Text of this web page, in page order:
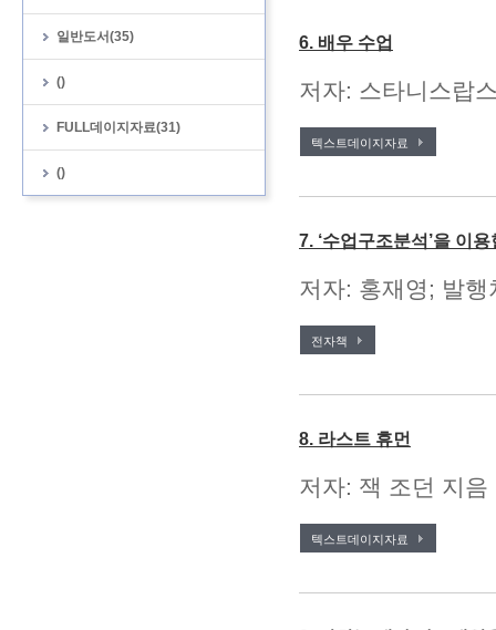
일반도서(35)
()
FULL데이지자료(31)
()
6. 배우 수업
저자: 스타니스랍
텍스트데이지자료
7. ‘수업구조분석’을 이
저자: 홍재영; 발
전자책
8. 라스트 휴먼
저자: 잭 조던 지
텍스트데이지자료